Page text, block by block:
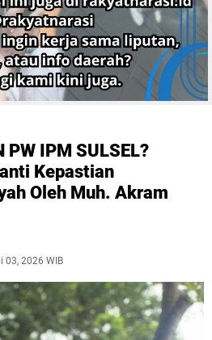
PW IPM SULSEL?
Kepastian
Oleh Muh. Akram
03, 2026 WIB